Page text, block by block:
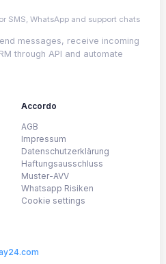
SMS, WhatsApp and support chats
messages, receive incoming
through API and automate
Accordo
AGB
Impressum
Datenschutzerklärung
Haftungsausschluss
Muster-AVV
Whatsapp Risiken
Cookie settings